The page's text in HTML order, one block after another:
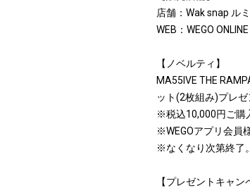
店舗：Wak snap ル
WEB：WEGO
【ノベルティ】
MA55IVE THE
ット(2枚組み)プレゼ
※税込10,000円ご購
※WEGOアプリ会員
※なくなり次第終了。
【プレゼントキャン